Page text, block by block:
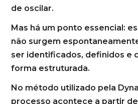
de oscilar.
Mas há um ponto essencial:
não surgem
ser identificados, definidos e
forma estruturada.
No método utilizado pela
processo acontece a partir